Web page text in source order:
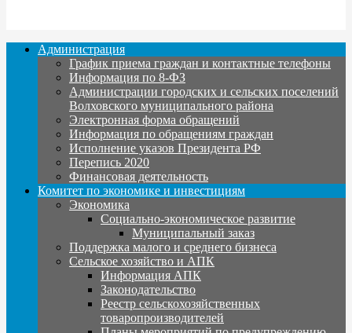
Администрация
График приема граждан и контактные телефоны
Информация по 8-ФЗ
Администрации городских и сельских поселений
Волховского муниципального района
Электронная форма обращений
Информация по обращениям граждан
Исполнение указов Президента РФ
Перепись 2020
Финансовая деятельность
Комитет по экономике и инвестициям
Экономика
Социально-экономическое развитие
Муниципальный заказ
Поддержка малого и среднего бизнеса
Сельское хозяйство и АПК
Информация АПК
Законодательство
Реестр сельскохозяйственных
товаропроизводителей